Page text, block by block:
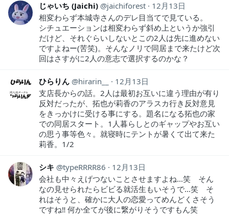
じゃいち (Jaichi) jaichiforest
12月13日
相変わらず本城寺さんのデレ目当てで見ている。
シチュエーションは相変わらず斜め上というか強引
だけど、それぐらいしないとこの2人は先に進めない
ですよねー(苦笑)。そんなノリで同居まで来たけど次
回はさすがに2人の意志で選択するのかな？
ひらりん hirarin__
12月13日
支店長からの話。2人は最初お互いに違う理由が有り
反対だったが、拓也が莉香のアラスカ行き反対意見
をきっかけに受ける事にする。題名になる拓也の家
での同居スタート。1人暮らしとのギャップやお互い
の思う事等色々。就寝時にテントが暑くて出て来た
莉香。1/2
シキ typeRRRR86
12月13日
会社も中々えげつないことさせますよね…笑 そん
なの見せられたらビビる就活生もいそうで…笑 そ
れはそうと、確かに大人の恋愛ってめんどくさそう
ですね‼︎ 何か全てが後に繋がりそうですもん笑